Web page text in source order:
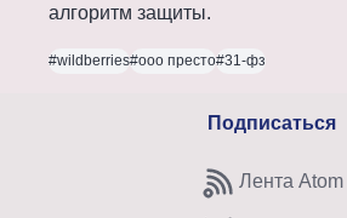
алгоритм защиты.
#wildberries#ооо престо#31-фз
Подписаться
Лента Atom
Subscribe to